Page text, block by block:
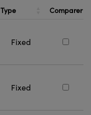
Type Comparer
Fixed
Fixed